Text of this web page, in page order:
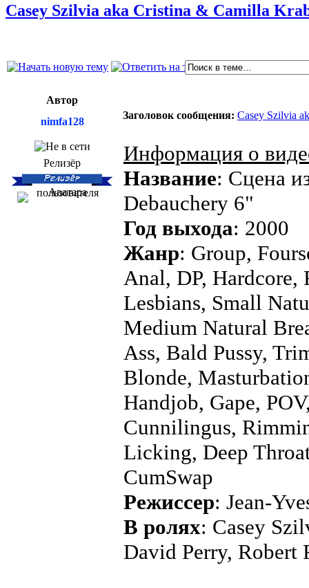
Casey Szilvia aka Cristina & Camilla
Автор
nimfa128
Заголовок сообщения: Casey Szilvia
Релизёр
Информация о
Название: Сцена
Debauchery 6"
Год выхода: 2000
Жанр: Group,
Anal, DP, Hardcore,
Lesbians, Small
Medium Natural
Ass, Bald Pussy,
Blonde,
Handjob, Gape,
Cunnilingus,
Licking, Deep
CumSwap
Режиссер: Jean-
В ролях: Casey
David Perry, Robert